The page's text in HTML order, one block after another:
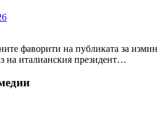
фаворити на публиката за
на италианския президент…